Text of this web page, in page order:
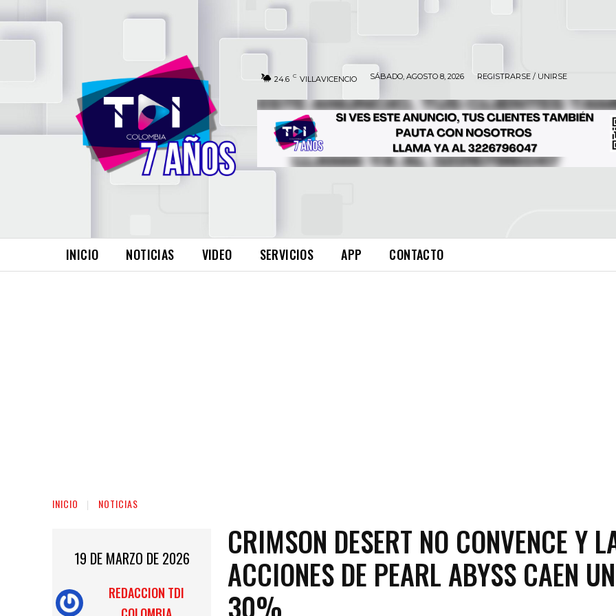
24.6 C VILLAVICENCIO SÁBADO, AGOSTO 8, 2026 REGISTRARSE / UNIRSE
INICIO NOTICIAS VIDEO SERVICIOS APP CONTACTO
INICIO NOTICIAS
19 DE MARZO DE 2026
REDACCION TDI
CRIMSON DESERT NO CONVENCE Y
ACCIONES DE PEARL ABYSS CAEN UN
30%